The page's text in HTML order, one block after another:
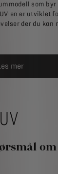
som byr
en er utviklet
der du kan
mer
om